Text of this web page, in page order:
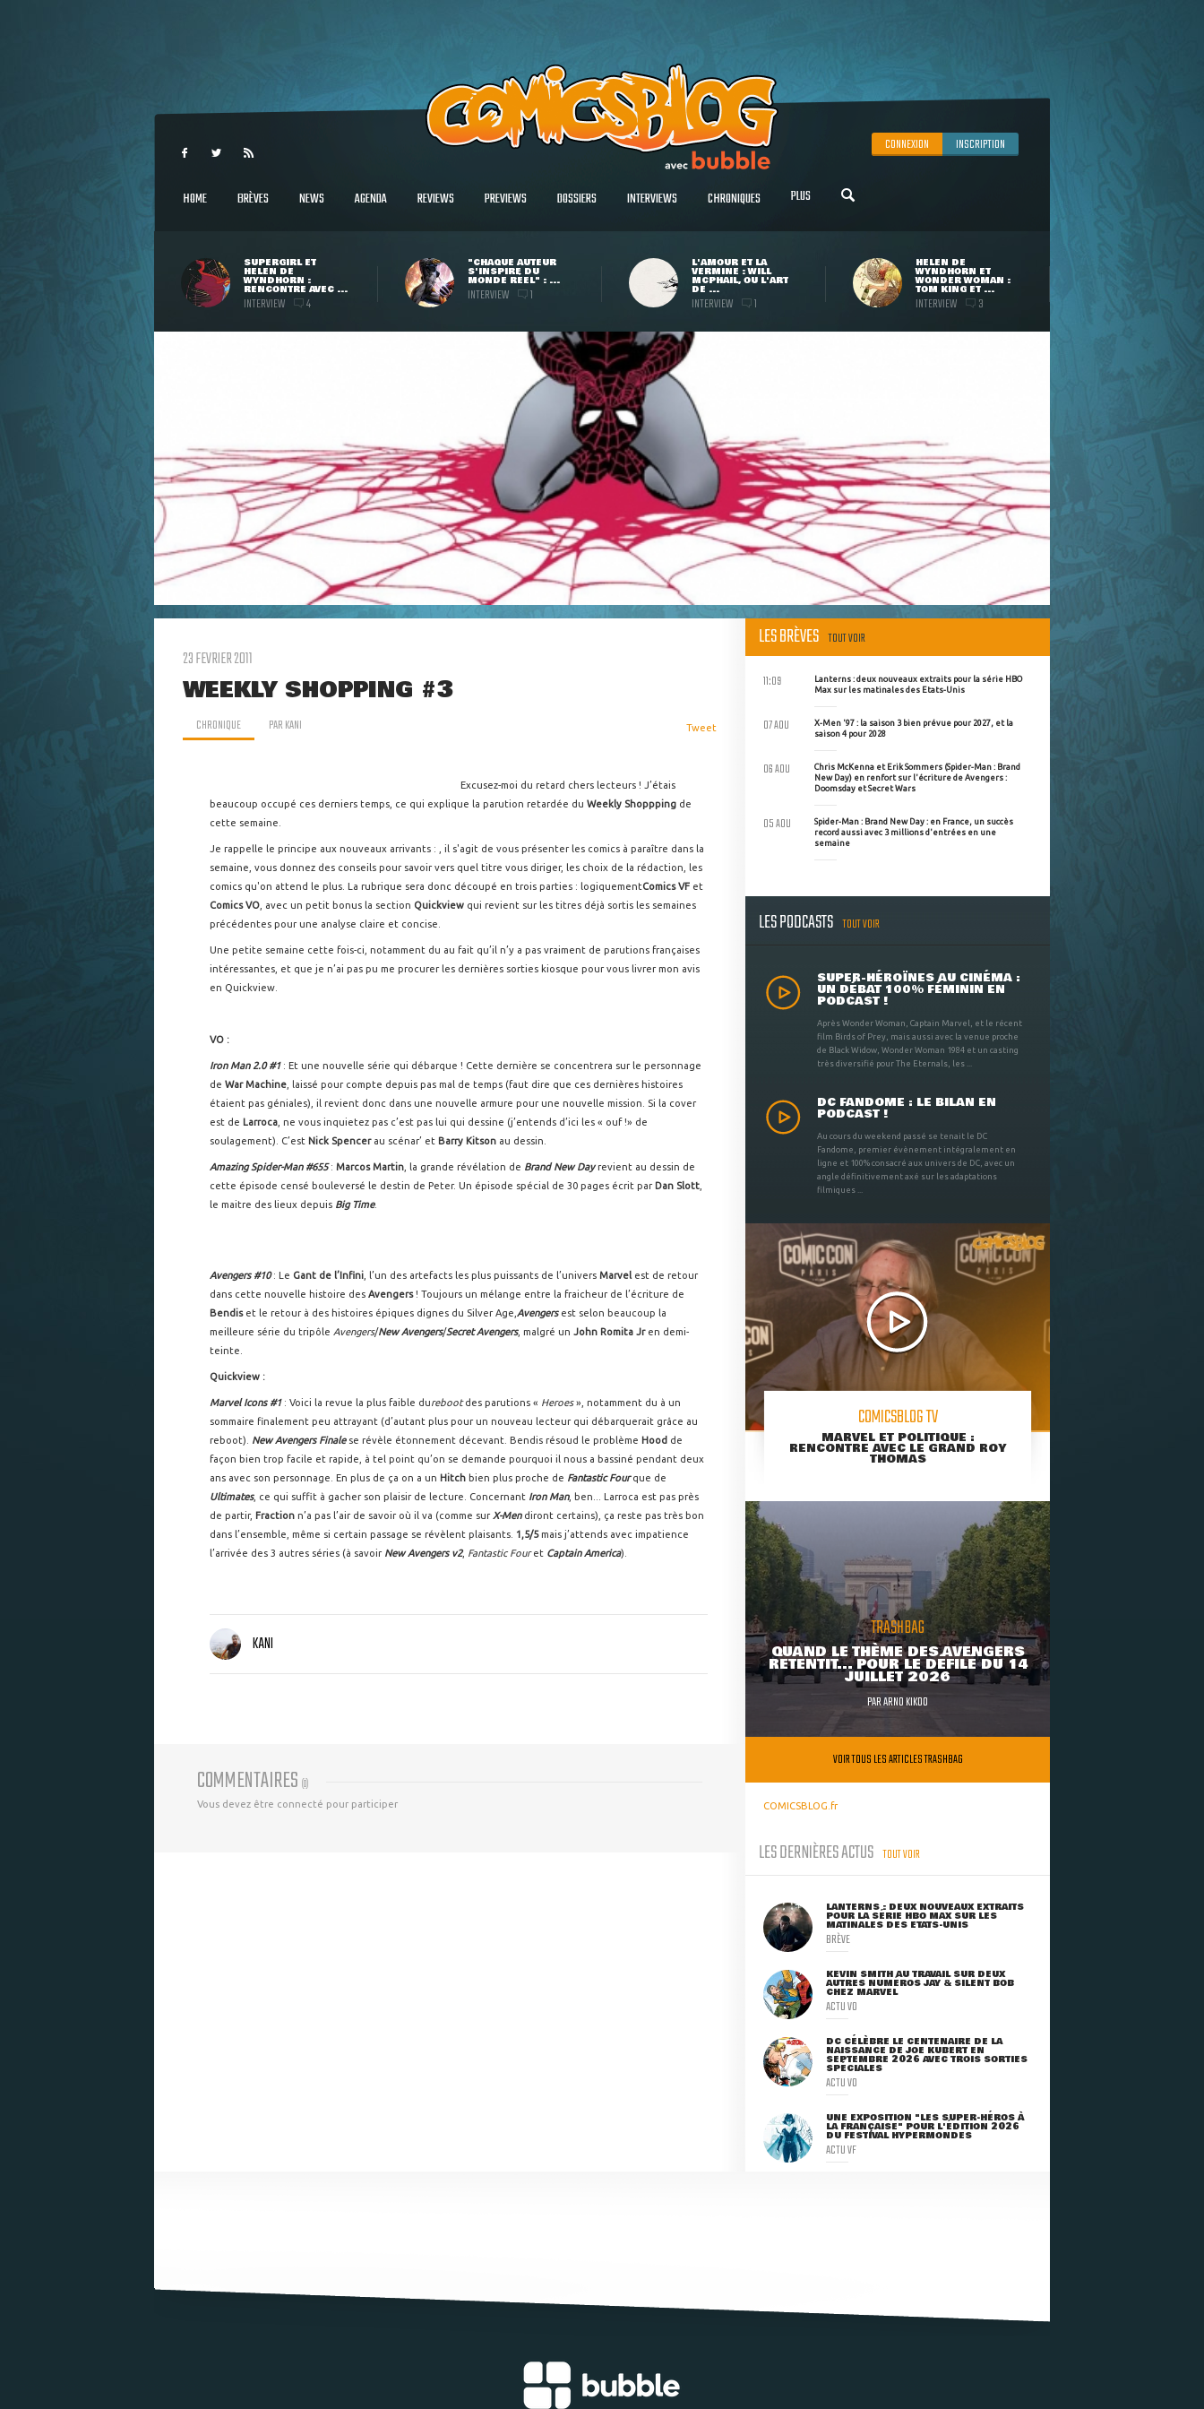
CONNEXION INSCRIPTION
HOME BRÈVES NEWS AGENDA REVIEWS PREVIEWS DOSSIERS INTERVIEWS CHRONIQUES PLUS
SUPERGIRL ET
HELEN DE
WYNDHORN :
RENCONTRE AVEC ...
INTERVIEW 4
"CHAQUE AUTEUR
S'INSPIRE DU
MONDE RÉEL" : ...
INTERVIEW 1
L'AMOUR ET LA
VERMINE : WILL
MCPHAIL, OU L'ART
DE ...
INTERVIEW 1
HELEN DE
WYNDHORN ET
WONDER WOMAN :
TOM KING ET ...
INTERVIEW 3
23 FEVRIER 2011
WEEKLY SHOPPING #3
CHRONIQUE PARKANI Tweet
Excusez-moi du retard chers lecteurs ! J’étais
beaucoup occupé ces derniers temps, ce qui explique la parution retardée du Weekly Shoppping de
cette semaine.
Je rappelle le principe aux nouveaux arrivants : , il s'agit de vous présenter les comics à paraître dans la
semaine, vous donnez des conseils pour savoir vers quel titre vous diriger, les choix de la rédaction, les
comics qu'on attend le plus. La rubrique sera donc découpé en trois parties : logiquementComics VF et
Comics VO , avec un petit bonus la section Quickview qui revient sur les titres déjà sortis les semaines
précédentes pour une analyse claire et concise.
Une petite semaine cette fois-ci, notamment du au fait qu’il n’y a pas vraiment de parutions françaises
intéressantes, et que je n’ai pas pu me procurer les dernières sorties kiosque pour vous livrer mon avis
en Quickview.
VO :
Iron Man 2.0 #1: Et une nouvelle série qui débarque ! Cette dernière se concentrera sur le personnage
de War Machine , laissé pour compte depuis pas mal de temps (faut dire que ces dernières histoires
étaient pas géniales), il revient donc dans une nouvelle armure pour une nouvelle mission. Si la cover
est de Larroca , ne vous inquietez pas c’est pas lui qui dessine (j’entends d’ici les « ouf !» de
soulagement). C’est Nick Spencerau scénar’ et Barry Kitson au dessin.
Amazing Spider-Man #655: Marcos Martin , la grande révélation de Brand New Dayrevient au dessin de
cette épisode censé bouleversé le destin de Peter. Un épisode spécial de 30 pages écrit par Dan Slott
le maitre des lieux depuis Big Time.
Avengers #10: Le Gant de l’Infini , l’un des artefacts les plus puissants de l’univers Marvel est de retour
dans cette nouvelle histoire des Avengers! Toujours un mélange entre la fraicheur de l’écriture de
Bendiset le retour à des histoires épiques dignes du Silver Age, Avengersest selon beaucoup la
meilleure série du tripôle Avengers/New Avengers/Secret Avengers, malgré un John Romita Jren demi-
teinte.
Quickview :
Marvel Icons #1: Voici la revue la plus faible durebootdes parutions « Heroes», notamment du à un
sommaire finalement peu attrayant (d’autant plus pour un nouveau lecteur qui débarquerait grâce au
reboot). New Avengers Finalese révèle étonnement décevant. Bendis résoud le problème Hood de
façon bien trop facile et rapide, à tel point qu’on se demande pourquoi il nous a bassiné pendant deux
ans avec son personnage. En plus de ça on a un Hitch bien plus proche de Fantastic Fourque de
Ultimates, ce qui suffit à gacher son plaisir de lecture. Concernant Iron Man, ben... Larroca est pas près
de partir, Fraction n’a pas l’air de savoir où il va (comme sur X-Mendiront certains), ça reste pas très bon
dans l’ensemble, même si certain passage se révèlent plaisants. 1,5/5mais j’attends avec impatience
l’arrivée des 3 autres séries (à savoir New Avengers v2, Fantastic Fouret Captain America).
KANI
COMMENTAIRES (0)
Vous devez être connecté pour participer
LES BRÈVES TOUT VOIR
Lanterns : deux nouveaux extraits pour la série HBO
Max sur les matinales des Etats-Unis
11:09
X-Men '97 : la saison 3 bien prévue pour 2027, et la
saison 4 pour 2028
07 AOU
Chris McKenna et Erik Sommers (Spider-Man : Brand
New Day) en renfort sur l'écriture de Avengers :
Doomsday et Secret Wars
06 AOU
Spider-Man : Brand New Day : en France, un succès
record aussi avec 3 millions d'entrées en une
semaine
05 AOU
LES PODCASTS TOUT VOIR
SUPER-HÉROÏNES AU CINÉMA :
UN DÉBAT 100% FÉMININ EN
PODCAST !
Après Wonder Woman, Captain Marvel, et le récent
film Birds of Prey, mais aussi avec la venue proche
de Black Widow, Wonder Woman 1984 et un casting
très diversifié pour The Eternals, les ...
DC FANDOME : LE BILAN EN
PODCAST !
Au cours du weekend passé se tenait le DC
Fandome, premier évènement intégralement en
ligne et 100% consacré aux univers de DC, avec un
angle définitivement axé sur les adaptations
filmiques ...
COMICSBLOG TV
MARVEL ET POLITIQUE :
RENCONTRE AVEC LE GRAND ROY
THOMAS
TRASHBAG
QUAND LE THÈME DES AVENGERS
RETENTIT... POUR LE DÉFILÉ DU 14
JUILLET 2026
PARARNO KIKOO
VOIR TOUS LES ARTICLES TRASHBAG
COMICSBLOG.fr
LES DERNIÈRES ACTUS TOUT VOIR
LANTERNS : DEUX NOUVEAUX EXTRAITS
POUR LA SÉRIE HBO MAX SUR LES
MATINALES DES ETATS-UNIS
BRÈVE
KEVIN SMITH AU TRAVAIL SUR DEUX
AUTRES NUMÉROS JAY & SILENT BOB
CHEZ MARVEL
ACTU VO
DC CÉLÈBRE LE CENTENAIRE DE LA
NAISSANCE DE JOE KUBERT EN
SEPTEMBRE 2026 AVEC TROIS SORTIES
SPÉCIALES
ACTU VO
UNE EXPOSITION "LES SUPER-HÉROS À
LA FRANÇAISE" POUR L'ÉDITION 2026
DU FESTIVAL HYPERMONDES
ACTU VF